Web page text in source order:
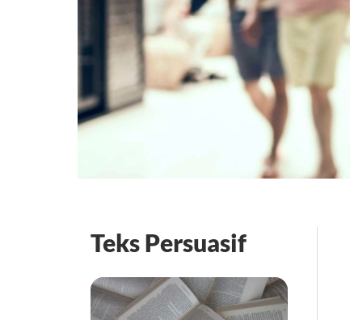
Teks Persuasif